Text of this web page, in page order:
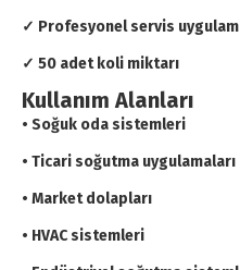
✓ Profesyonel servis
✓ 50 adet koli miktarı
Kullanım Alanları
• Soğuk oda sistemleri
• Ticari soğutma uygulamaları
• Market dolapları
• HVAC sistemleri